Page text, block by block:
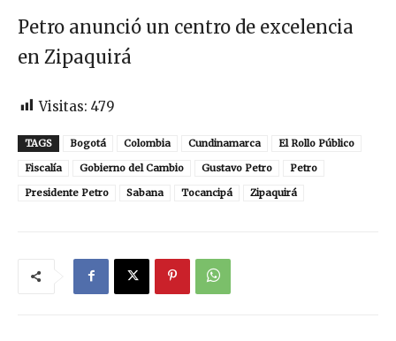
Petro anunció un centro de excelencia
en Zipaquirá
Visitas: 479
TAGS Bogotá Colombia Cundinamarca
El Rollo Público
Fiscalía
Gobierno del Cambio Gustavo Petro
Petro
Presidente Petro
Sabana Tocancipá Zipaquirá